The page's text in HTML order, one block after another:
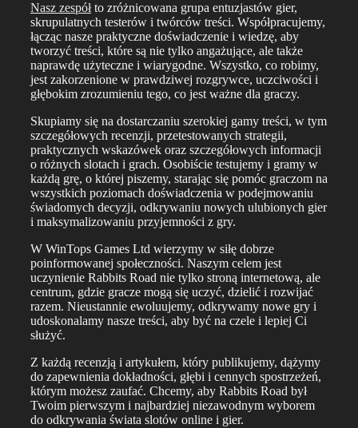
Nasz zespółto zróżnicowana grupa entuzjastów gier,
skrupulatnych testerów i twórców treści. Współpracujemy,
łącząc nasze praktyczne doświadczenie i wiedzę, aby
tworzyć treści, które są nie tylko angażujące, ale także
naprawdę użyteczne i wiarygodne. Wszystko, co robimy,
jest zakorzenione w prawdziwej rozgrywce, uczciwości i
głębokim zrozumieniu tego, co jest ważne dla graczy.
Skupiamy się na dostarczaniu szerokiej gamy treści, w tym
szczegółowych recenzji, przetestowanych strategii,
praktycznych wskazówek oraz szczegółowych informacji
o różnych slotach i grach. Osobiście testujemy i gramy w
każdą grę, o której piszemy, starając się pomóc graczom na
wszystkich poziomach doświadczenia w podejmowaniu
świadomych decyzji, odkrywaniu nowych ulubionych gier
i maksymalizowaniu przyjemności z gry.
W WinTops Games Ltd wierzymy w siłę dobrze
poinformowanej społeczności. Naszym celem jest
uczynienie Rabbits Road nie tylko stroną internetową, ale
centrum, gdzie gracze mogą się uczyć, dzielić i rozwijać
razem. Nieustannie ewoluujemy, odkrywamy nowe gry i
udoskonalamy nasze treści, aby być na czele i lepiej Ci
służyć.
Z każdą recenzją i artykułem, który publikujemy, dążymy
do zapewnienia dokładności, głębi i cennych spostrzeżeń,
którym możesz zaufać. Chcemy, aby Rabbits Road był
Twoim pierwszym i najbardziej niezawodnym wyborem
do odkrywania świata slotów online i gier.